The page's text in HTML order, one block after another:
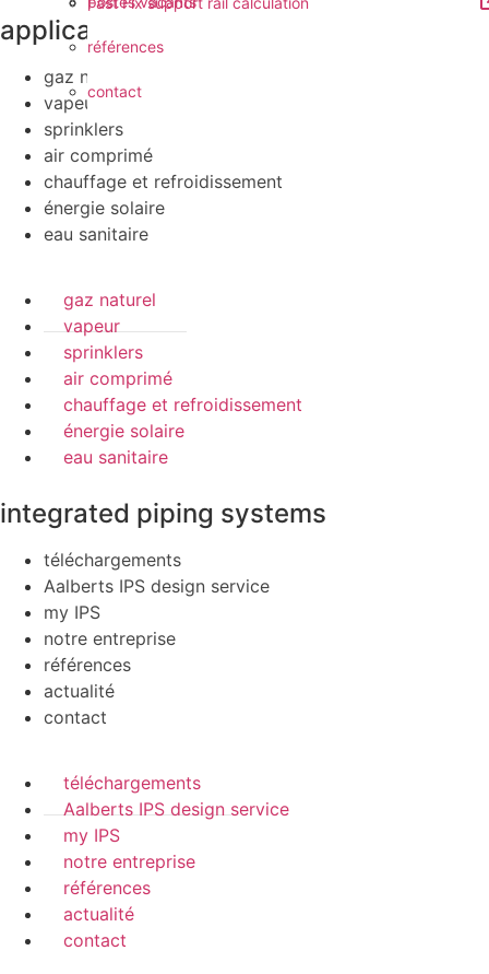
références
contact
applications
gaz naturel
vapeur
sprinklers
air comprimé
chauffage et refroidissement
énergie solaire
eau sanitaire
gaz naturel
vapeur
sprinklers
air comprimé
chauffage et refroidissement
énergie solaire
eau sanitaire
integrated piping systems
téléchargements
Aalberts IPS design service
my IPS
notre entreprise
références
actualité
contact
téléchargements
Aalberts IPS design service
my IPS
notre entreprise
références
actualité
contact